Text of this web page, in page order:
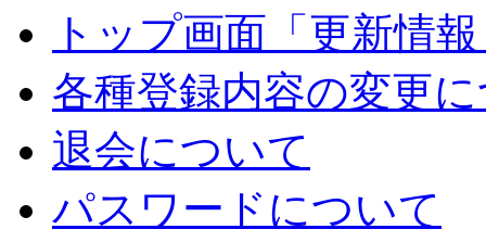
トップ画面「更新情
各種登録内容の変更
退会について
パスワードについて